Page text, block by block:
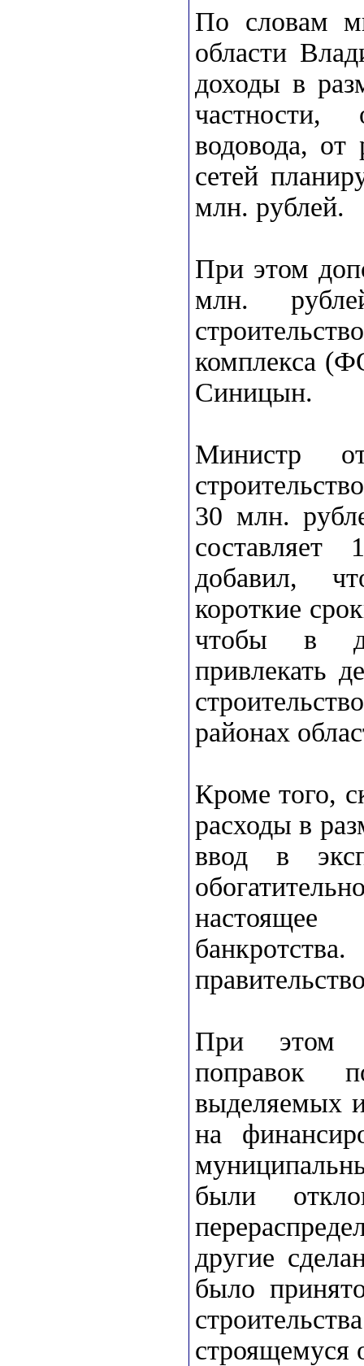
По словам
области
доходы в
частности,
водовода, от
сетей
млн. рублей.
При этом
млн.
комплекса
Синицын.
Министр
30 млн.
добавил,
короткие
чтобы в
привлекать
районах
Кроме того,
расходы в
ввод в
При этом
поправок
выделяемых
на
были
другие
было
строящемуся